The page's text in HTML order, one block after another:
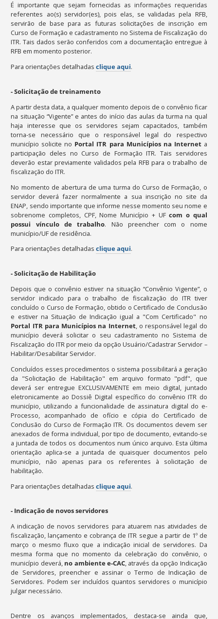
É importante que sejam fornecidas as informações requeridas
referentes ao(s) servidor(es), pois elas, se validadas pela RFB,
servirão de base para as futuras solicitações de inscrição em
Curso de Formação e cadastramento no Sistema de Fiscalização do
ITR. Tais dados serão conferidos com a documentação entregue à
RFB em momento posterior.
Para orientações detalhadasclique aqui.
- Solicitação de treinamento
A partir desta data, a qualquer momento depois de o convênio ficar
na situação “Vigente” e antes do início das aulas da turma na qual
haja interesse que os servidores sejam capacitados, também
torna-se necessário que o responsável legal do respectivo
município solicite no Portal ITR para Municípios na Interneta
participação deles no Curso de Formação ITR. Tais servidores
deverão estar previamente validados pela RFB para o trabalho de
fiscalização do ITR.
No momento de abertura de uma turma do Curso de Formação, o
servidor deverá fazer normalmente a sua inscrição no site da
ENAP, sendo importante que informe nesse momento seu nome e
sobrenome completos, CPF, Nome Município + UFcom o qual
possui vínculo de trabalho. Não preencher com o nome
município/UF de residência.
Para orientações detalhadasclique aqui.
- Solicitação de Habilitação
Depois que o convênio estiver na situação “Convênio Vigente”, o
servidor indicado para o trabalho de fiscalização do ITR tiver
concluído o Curso de Formação, obtido o Certificado de Conclusão
e estiver na Situação de Indicação igual a "Com Certificado" no
Portal ITR para Municípios na Internet, o responsável legal do
município deverá solicitar o seu cadastramento no Sistema de
Fiscalização do ITR por meio da opção Usuário/Cadastrar Servidor –
Habilitar/Desabilitar Servidor.
Concluídos esses procedimentos o sistema possibilitará a geração
da "Solicitação de Habilitação" em arquivo formato "pdf", que
deverá ser entregue EXCLUSIVAMENTE em meio digital, juntado
eletronicamente ao Dossiê Digital específico do convênio ITR do
município, utilizando a funcionalidade de assinatura digital do e-
Processo, acompanhado de ofício e cópia do Certificado de
Conclusão do Curso de Formação ITR. Os documentos devem ser
anexados de forma individual, por tipo de documento, evitando-se
a juntada de todos os documentos num único arquivo. Esta última
orientação aplica-se a juntada de quaisquer documentos pelo
município, não apenas para os referentes à solicitação de
habilitação.
Para orientações detalhadasclique aqui.
- Indicação de novos servidores
A indicação de novos servidores para atuarem nas atividades de
fiscalização, lançamento e cobrança de ITR segue a partir de 1º de
março o mesmo fluxo que a indicação inicial de servidores. Da
mesma forma que no momento da celebração do convênio, o
município deverá, no ambiente e-CAC, através da opção Indicação
de Servidores, preencher e assinar o Termo de Indicação de
Servidores. Podem ser incluídos quantos servidores o município
julgar necessário.
Dentre os avanços implementados, destaca-se ainda que,